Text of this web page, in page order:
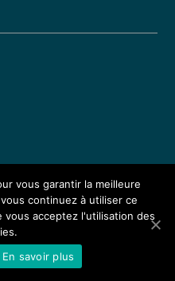
droits réservés - 70 Avenue des
–Crédits - Mentions légales
communication
vous garantir la meilleure
continuez à utiliser ce
acceptez l'utilisation des
En savoir plusNOUS TROUVER